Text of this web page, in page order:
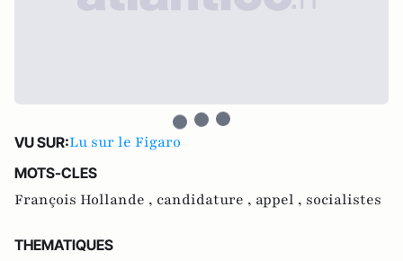
VU SUR:Lu sur le Figaro
MOTS-CLES
François Hollande , candidature , appel , socialistes
THEMATIQUES